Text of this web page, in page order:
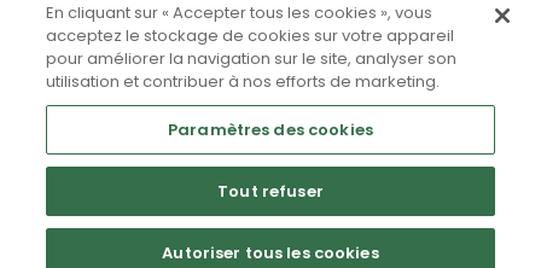
Partager sur Facebook
En cliquant sur « Accepter tous les cookies », vous
acceptez le stockage de cookies sur votre appareil
pour améliorer la navigation sur le site, analyser son
utilisation et contribuer à nos efforts de marketing.
Paramètres des cookies
Tout refuser
Autoriser tous les cookies